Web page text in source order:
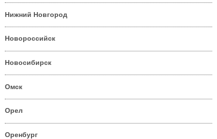
Нижний Новгород
Новороссийск
Новосибирск
Омск
Орел
Оренбург